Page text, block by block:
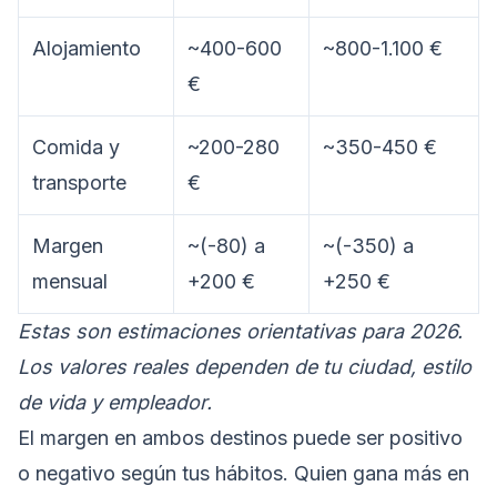
Alojamiento
~400-600
€
~800-1.100 €
Comida y
transporte
~200-280
€
~350-450 €
Margen
mensual
~(-80) a
+200 €
~(-350) a
+250 €
Estas son estimaciones orientativas para 2026.
Los valores reales dependen de tu ciudad, estilo
de vida y empleador.
El margen en ambos destinos puede ser positivo
o negativo según tus hábitos. Quien gana más en